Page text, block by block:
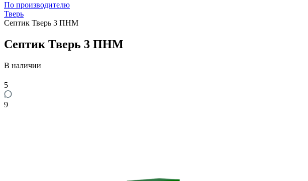
По производителю
Тверь
Септик Тверь 3 ПНМ
Септик Тверь 3 ПНМ
В наличии
5
9